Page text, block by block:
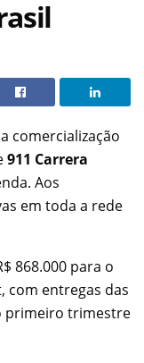
comercialização
911 Carrera
Aos
em toda a rede
868.000 para o
com entregas das
primeiro trimestre